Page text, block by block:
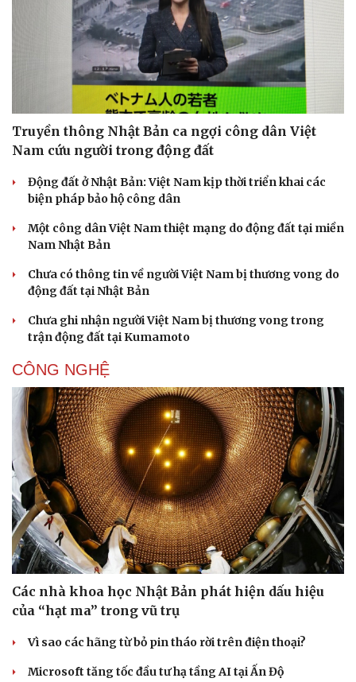
Doanh nhân
Vì cộng đồng
Trải nghiệm
Chuyển đổi số
Truyền thông Nhật Bản ca ngợi công dân Việt
Nam cứu người trong động đất
Động đất ở Nhật Bản: Việt Nam kịp thời triển khai các
biện pháp bảo hộ công dân
Một công dân Việt Nam thiệt mạng do động đất tại miền
Nam Nhật Bản
Chưa có thông tin về người Việt Nam bị thương vong do
động đất tại Nhật Bản
Chưa ghi nhận người Việt Nam bị thương vong trong
trận động đất tại Kumamoto
CÔNG NGHỆ
Các nhà khoa học Nhật Bản phát hiện dấu hiệu
của “hạt ma” trong vũ trụ
Vì sao các hãng từ bỏ pin tháo rời trên điện thoại?
Microsoft tăng tốc đầu tư hạ tầng AI tại Ấn Độ